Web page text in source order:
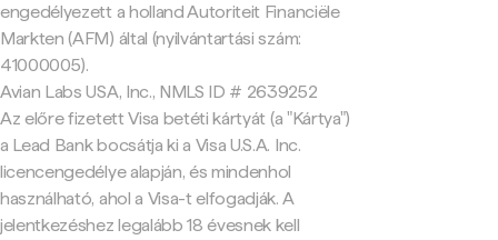
engedélyezett a holland Autoriteit Financiële
Markten (AFM) által (nyilvántartási szám:
41000005).
Avian Labs USA, Inc., NMLS ID # 2639252
Az előre fizetett Visa betéti kártyát (a "Kártya")
a Lead Bank bocsátja ki a Visa U.S.A. Inc.
licencengedélye alapján, és mindenhol
használható, ahol a Visa-t elfogadják. A
jelentkezéshez legalább 18 évesnek kell